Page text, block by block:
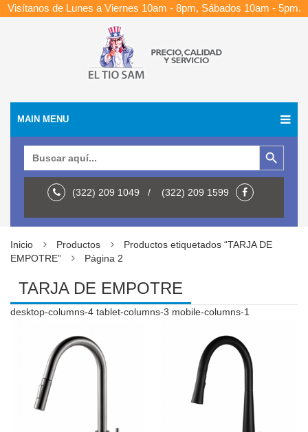
Visítanos de Lunes a Viernes 10am - 8pm, Sábados 10am - 5pm.
MAIN MENU
Botón de búsqueda
(322) 209 1049 / (322) 209 1599
Inicio Productos
Productos etiquetados “TARJA DE
EMPOTRE”
Página 2
TARJA DE EMPOTRE
desktop-columns-4 tablet-columns-3 mobile-columns-1